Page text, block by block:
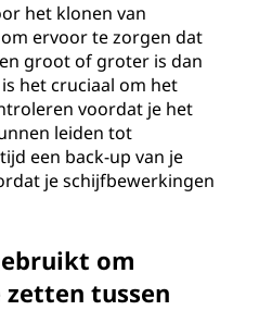
het klonen van
ervoor te zorgen dat
groot of groter is dan
het cruciaal om het
voordat je het
leiden tot
een back-up van je
je schijfbewerkingen
om
zetten tussen